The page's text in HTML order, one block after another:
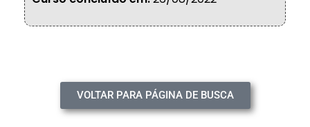
VOLTAR PARA PÁGINA DE BUSCA